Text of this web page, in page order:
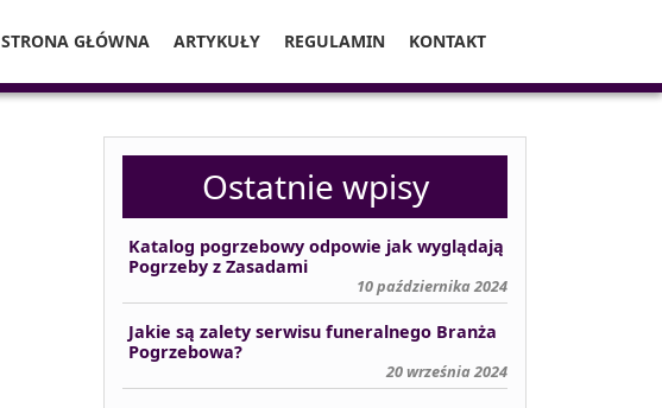
STRONA GŁÓWNA ARTYKUŁY REGULAMIN KONTAKT
Ostatnie wpisy
Katalog pogrzebowy odpowie jak wyglądają
Pogrzeby z Zasadami
10 października 2024
Jakie są zalety serwisu funeralnego Branża
Pogrzebowa?
20 września 2024